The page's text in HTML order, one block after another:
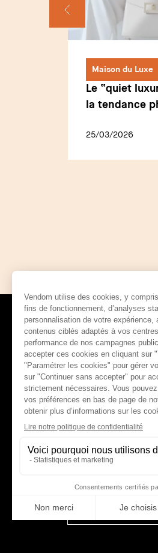
Maison du Luxe
Le “quiet
la tendance
25/03/2026
Regards &
Les actualités
Suivez-nous :
Français (fr)